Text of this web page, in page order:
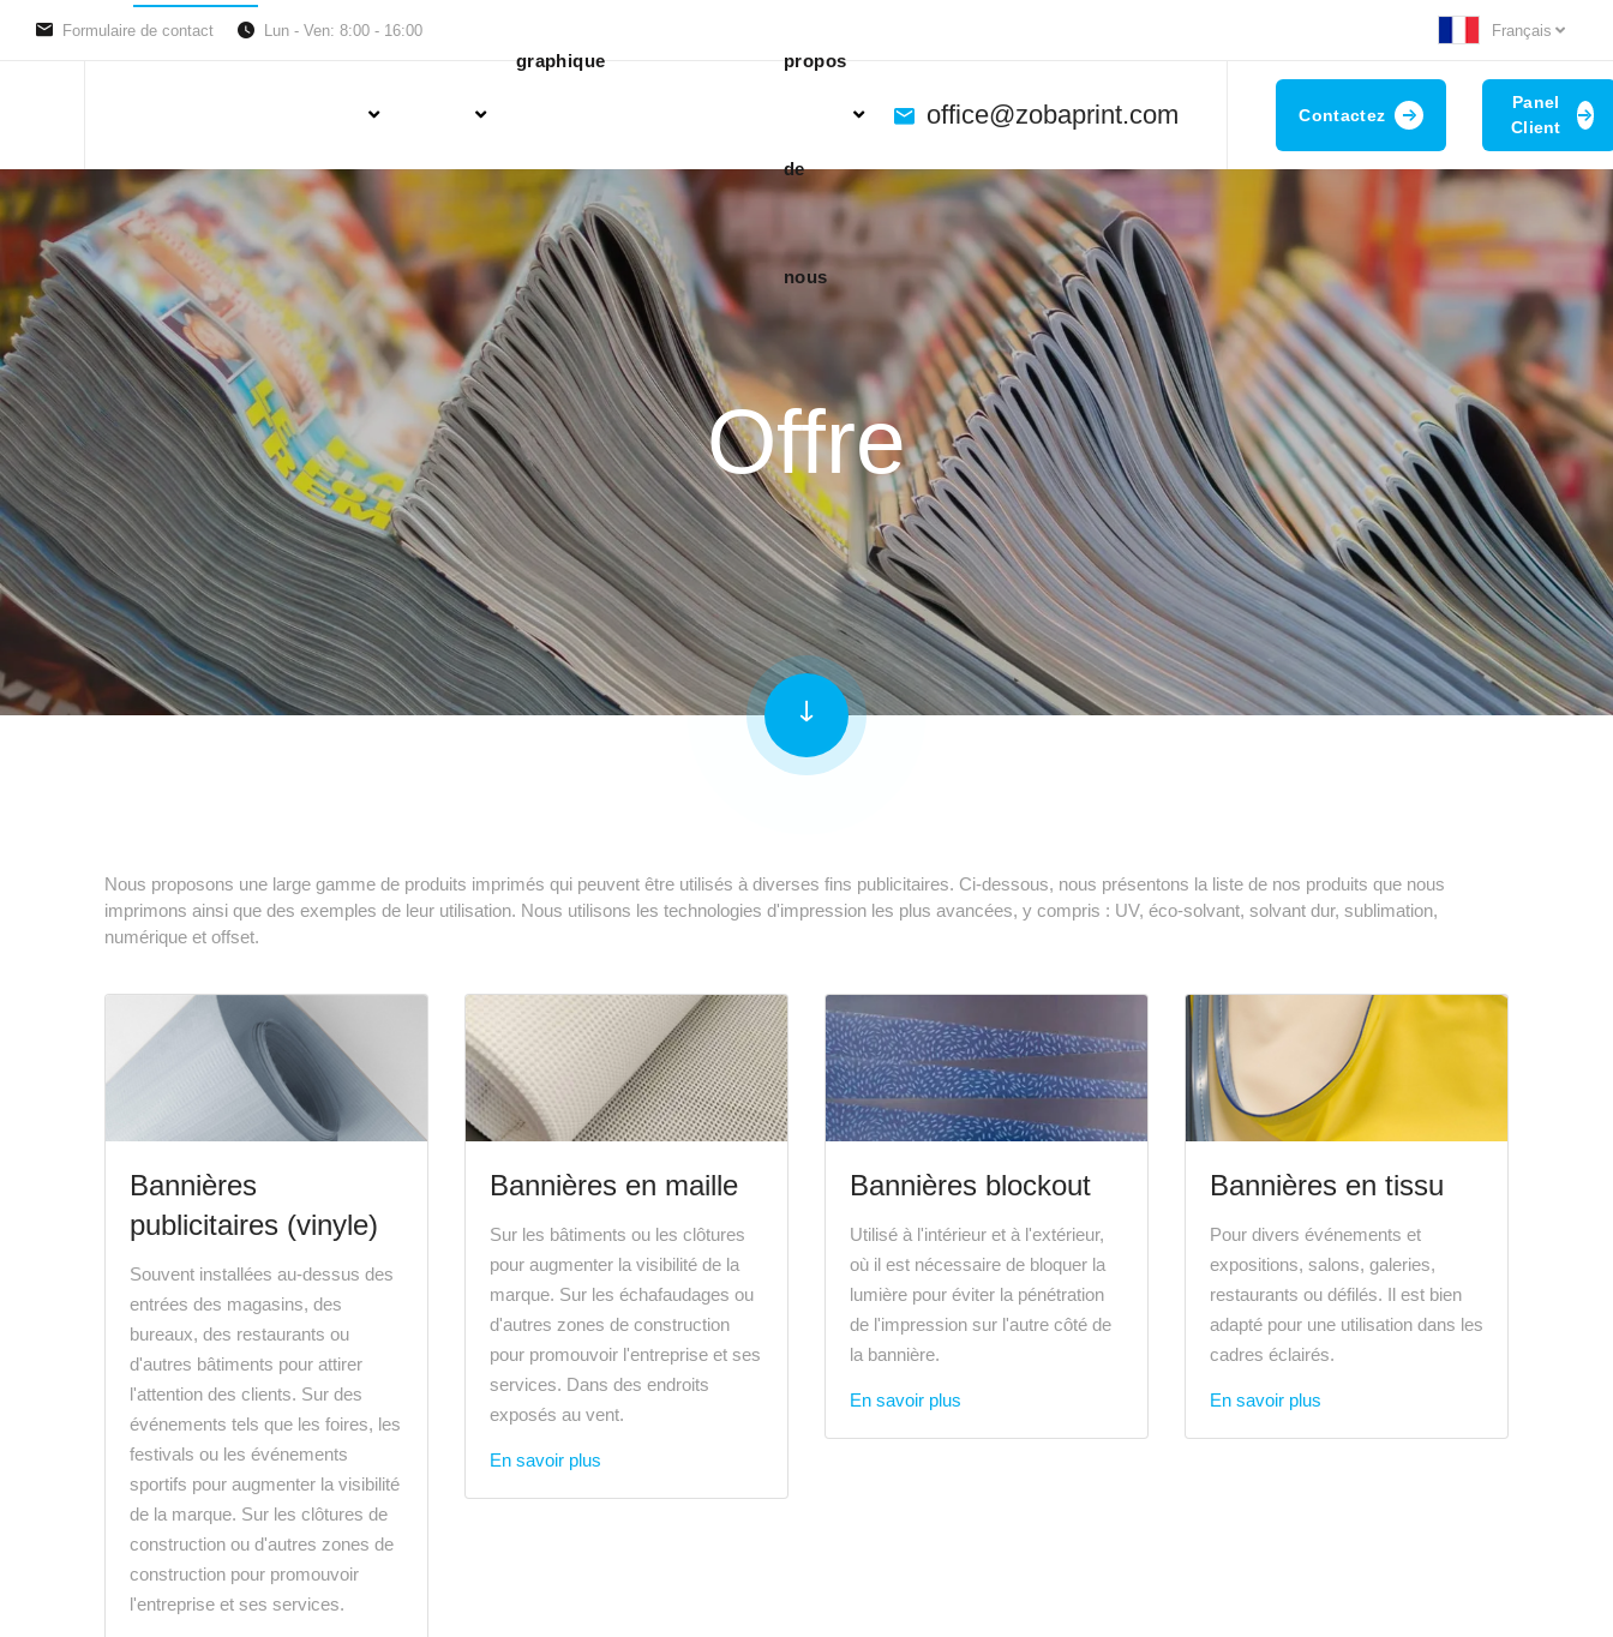
Formulaire de contact Lun - Ven: 8:00 - 16:00 Français
graphique propos
de
nous
office@zobaprint.com Contactez
Panel
Client
Offre
Nous proposons une large gamme de produits imprimés qui peuvent être utilisés à diverses fins publicitaires. Ci-dessous, nous présentons la liste de nos produits que nous
imprimons ainsi que des exemples de leur utilisation. Nous utilisons les technologies d'impression les plus avancées, y compris : UV, éco-solvant, solvant dur, sublimation,
numérique et offset.
Bannières
publicitaires (vinyle)
Souvent installées au-dessus des
entrées des magasins, des
bureaux, des restaurants ou
d'autres bâtiments pour attirer
l'attention des clients. Sur des
événements tels que les foires, les
festivals ou les événements
sportifs pour augmenter la visibilité
de la marque. Sur les clôtures de
construction ou d'autres zones de
construction pour promouvoir
l'entreprise et ses services.
Bannières en maille
Sur les bâtiments ou les clôtures
pour augmenter la visibilité de la
marque. Sur les échafaudages ou
d'autres zones de construction
pour promouvoir l'entreprise et ses
services. Dans des endroits
exposés au vent.
En savoir plus
Bannières blockout
Utilisé à l'intérieur et à l'extérieur,
où il est nécessaire de bloquer la
lumière pour éviter la pénétration
de l'impression sur l'autre côté de
la bannière.
En savoir plus
Bannières en tissu
Pour divers événements et
expositions, salons, galeries,
restaurants ou défilés. Il est bien
adapté pour une utilisation dans les
cadres éclairés.
En savoir plus